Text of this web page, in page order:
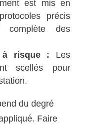
est mis en
précis
complète des
à risque : Les
scellés pour
du degré
Faire